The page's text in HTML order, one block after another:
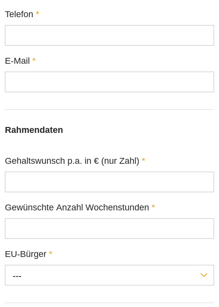
Telefon *
E-Mail *
Rahmendaten
Gehaltswunsch p.a. in € (nur Zahl) *
Gewünschte Anzahl Wochenstunden *
EU-Bürger *
---